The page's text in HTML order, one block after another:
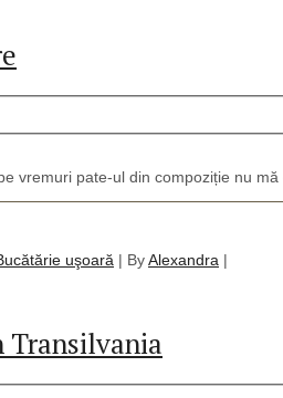
vremuri pate-ul din compoziție nu
uşoară | ByAlexandra |
Transilvania